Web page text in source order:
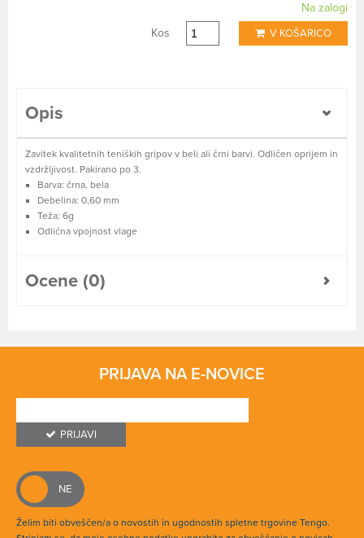
Na zalogi
Kos
V KOŠARICO
Opis
Zavitek kvalitetnih teniških gripov v beli ali črni barvi. Odličen oprijem in
vzdržljivost. Pakirano po 3.
Barva: črna, bela
Debelina: 0,60 mm
Teža: 6g
Odlična vpojnost vlage
Ocene (0)
PRIJAVA NA E-NOVICE
PRIJAVI
Želim biti obveščen/a o novostih in ugodnostih spletne trgovine Tengo.